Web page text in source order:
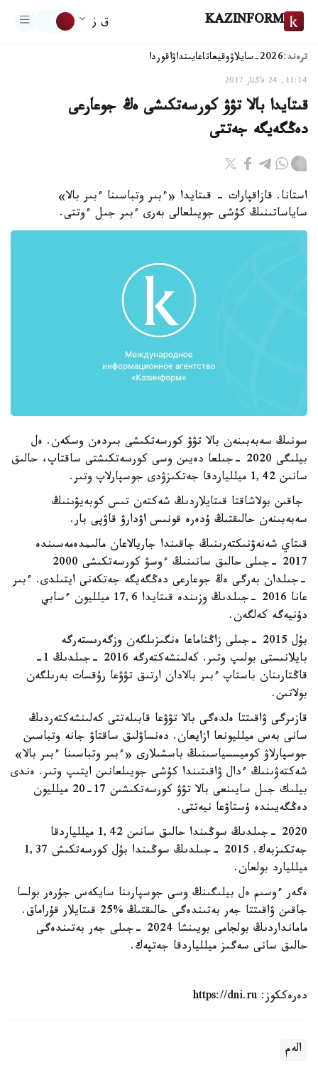
KAZINFORM ق ز
ترەند:2026-سايلاۋ وقيعاتاعايىنداۋاقوردا
11:14, 24 قاڭتار 2017
قىتايدا بالا تۋۋ كورسەتكىشى ەڭ جوعارعى
دەڭگەيگە جەتتى
استانا. قازاقپارات - ​قىتايدا «ءبىر وتباسىنا ءبىر بالا»
ساياساتىنىڭ كۇشى جويىلعالى بەرى ءبىر جىل ءوتتى.
سونىڭ سەبەبىنەن بالا تۋۋ كورسەتكىشى بىردەن وسكەن. ەل
بيلىگى 2020 -جىلعا دەيىن وسى كورسەتكىشتى ساقتاپ، حالىق
سانىن 1,42 ميللياردقا جەتكىزۋدى جوسپارلاپ وتىر.
جاقىن بولاشاقتا قىتايلاردىڭ شەكتەن تىس كوبەيۋىنىڭ
سەبەبىنەن حالىقتىڭ ۇدەرە قونىس اۋدارۋ قاۋپى بار.
قىتاي شەنەۋنىكتەرىنىڭ جاقىندا جاريالاعان مالىمدەمەسىندە
2017 -جىلى حالىق سانىنىڭ ءوسۋ كورسەتكىشى 2000
-جىلدان بەرگى ەڭ جوعارعى دەڭگەيگە جەتكەنى ايتىلدى. ءبىر
عانا 2016 -جىلدىڭ وزىندە قىتايدا 17,6 ميلليون ءسابي
دۇنيەگە كەلگەن.
بۇل 2015 -جىلى زاڭناماعا ەنگىزىلگەن وزگەرىستەرگە
بايلانىستى بولىپ وتىر. كەلىنشەكتەرگە 2016 -جىلدىڭ 1-
قاڭتارىنان باستاپ ءبىر بالادان ارتىق تۋۋعا رۇقسات بەرىلگەن
بولاتىن.
قازىرگى ۋاقىتتا ەلدەگى بالا تۋۋعا قابىلەتتى كەلىنشەكتەردىڭ
سانى بەس ميلليونعا ازايعان. دەنساۋلىق ساقتاۋ جانە وتباسىن
جوسپارلاۋ كوميسسياسىنىڭ باسشىلارى «ءبىر وتباسىنا ءبىر بالا»
شەكتەۋىنىڭ ءدال ۋاقىتىندا كۇشى جويىلعانىن ايتىپ وتىر. ەندى
بيلىك جىل سايىنعى بالا تۋۋ كورسەتكىشىن 17-20 ميلليون
دەڭگەيىندە ۇستاۋعا نيەتتى.
2020 -جىلدىڭ سوڭىندا حالىق سانىن 1,42 ميللياردقا
جەتكىزبەك. 2015 -جىلدىڭ سوڭىندا بۇل كورسەتكىش 1,37
ميلليارد بولعان.
ەگەر ءوسىم ەل بيلىگىنڭ وسى جوسپارىنا سايكەس جۇرەر بولسا
جاقىن ۋاقىتتا جەر بەتىندەگى حالىقتىڭ %25 قىتايلار قۇراماق.
مامانداردىڭ بولجامى بويىنشا 2024 -جىلى جەر بەتىندەگى
حالىق سانى سەگىز ميللياردقا جەتپەك.
دەرەككوز: https://dni.ru
الەم